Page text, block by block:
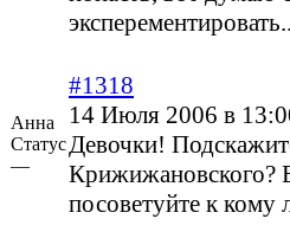
Анна
Статус
—
#1318
14 Июля 2006 в
Девочки!
Крижижановского?
посоветуйте к кому